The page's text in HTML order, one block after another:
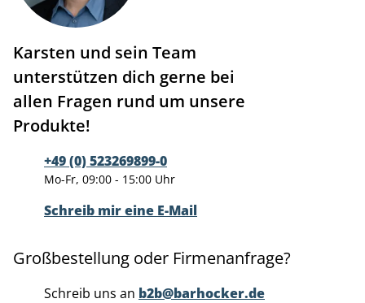
Karsten und sein Team
unterstützen dich gerne bei
allen Fragen rund um unsere
Produkte!
+49 (0) 523269899-0
Mo-Fr, 09:00 - 15:00 Uhr
Schreib mir eine E-Mail
Großbestellung oder Firmenanfrage?
Schreib uns an b2b@barhocker.de